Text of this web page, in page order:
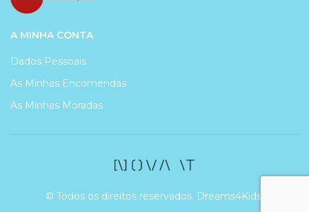
A MINHA CONTA
Dados Pessoais
As Minhas Encomendas
As Minhas Moradas
© Todos os direitos reservados. Dreams4Kids.